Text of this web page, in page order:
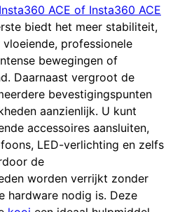
Insta360 ACE of Insta360 ACE
biedt het meer stabiliteit,
professionele
bewegingen of
Daarnaast vergroot de
bevestigingspunten
aanzienlijk. U kunt
accessoires aansluiten,
LED-verlichting en zelfs
de
worden verrijkt zonder
hardware nodig is. Deze